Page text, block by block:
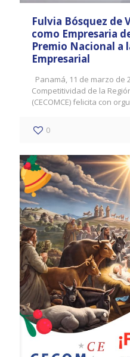
Fulvia Bósquez de
como Empresaria
Premio Nacional a
Empresarial
Panamá, 11 de marzo de
Competitividad de la
(CECOMCE) felicita con
0